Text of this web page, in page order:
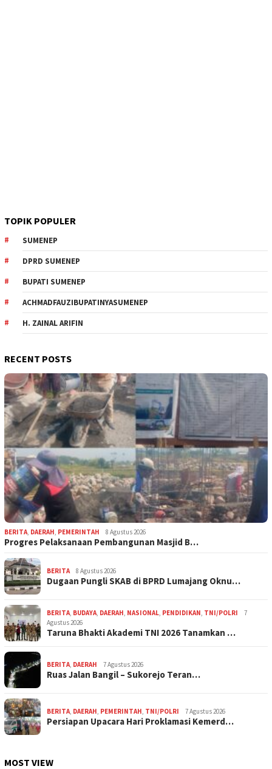
TOPIK POPULER
SUMENEP
DPRD SUMENEP
BUPATI SUMENEP
ACHMADFAUZIBUPATINYASUMENEP
H. ZAINAL ARIFIN
RECENT POSTS
BERITA, DAERAH, PEMERINTAH 8 Agustus 2026
Progres Pelaksanaan Pembangunan Masjid B…
BERITA 8 Agustus 2026
Dugaan Pungli SKAB di BPRD Lumajang Oknu…
BERITA, BUDAYA, DAERAH, NASIONAL, PENDIDIKAN, TNI/POLRI
7
Agustus 2026
Taruna Bhakti Akademi TNI 2026 Tanamkan …
BERITA, DAERAH 7 Agustus 2026
Ruas Jalan Bangil – Sukorejo Teran…
BERITA, DAERAH, PEMERINTAH, TNI/POLRI 7 Agustus 2026
Persiapan Upacara Hari Proklamasi Kemerd…
MOST VIEW